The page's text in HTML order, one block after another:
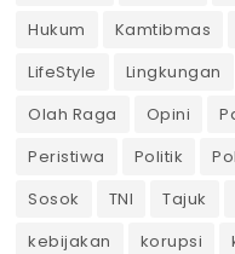
Hukum
Kamtibmas
LifeStyle
Lingkungan
Olah Raga
Opini
Peristiwa
Politik
Sosok
TNI Tajuk
kebijakan
korupsi